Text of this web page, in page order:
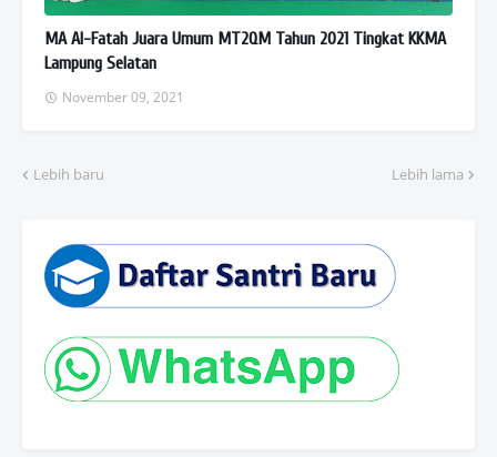
MA Al-Fatah Juara Umum MT2QM Tahun 2021 Tingkat KKMA
Lampung Selatan
November 09, 2021
Lebih baru Lebih lama